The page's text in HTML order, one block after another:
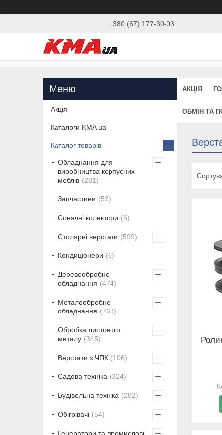
+380 (67) 177-30-03
АКЦІЯ
ОБМІН ТА
Акція
Каталоги KMA ua
Каталог товарів
Обладнання для
виробництва корпусних
меблів
281
Запчастини 53
Сонячні колектори 6
Столярні верстати 599
Кондиціонери 6
Деревообробне
обладнання
474
Металообробне
обладнання
763
Обробка листового
металу
345
Верстати з ЧПК 106
Садова техніка 324
Будівельна техніка 282
Обігрівачі 54
Генератори та промислові